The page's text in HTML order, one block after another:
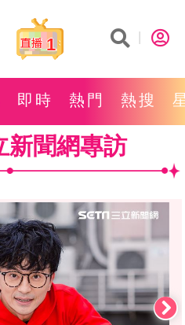
1
即時 熱門 熱搜
新聞網專訪